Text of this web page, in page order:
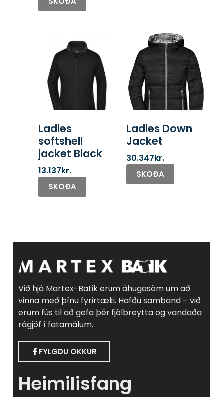
Ladies
softshell
jacket Black
13.137kr.
SKOÐA
Ladies Down
Jacket
30.347kr.
SKOÐA
Við hjá Martex-Batik erum áhugasöm um að
vinna með þínu fyrirtæki. Hafðu samband – við
erum fús til að gefa þér fjölbreytta og vandaða
rágjöf í fatamálum.
FYLGDU OKKUR
Heimilisfang